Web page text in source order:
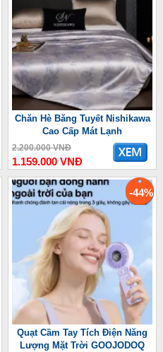
Chăn Hè Băng Tuyết Nishikawa
Cao Cấp Mát Lạnh
2.200.000 VNĐ
1.159.000 VNĐ
-44%
Quạt Cầm Tay Tích Điện Năng
Lượng Mặt Trời GOOJODOQ